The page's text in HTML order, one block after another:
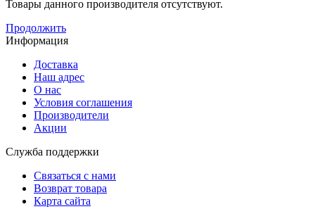
Товары данного производителя отсутствуют.
Продолжить
Информация
Доставка
Наш адрес
О нас
Условия соглашения
Производители
Акции
Служба поддержки
Связаться с нами
Возврат товара
Карта сайта